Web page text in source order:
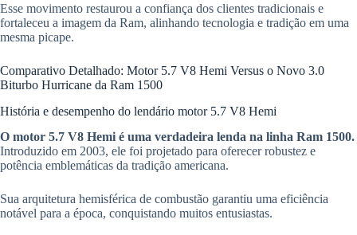
Esse movimento restaurou a confiança dos clientes tradicionais e
fortaleceu a imagem da Ram, alinhando tecnologia e tradição em uma
mesma picape.
Comparativo Detalhado: Motor 5.7 V8 Hemi Versus o Novo 3.0
Biturbo Hurricane da Ram 1500
História e desempenho do lendário motor 5.7 V8 Hemi
O motor 5.7 V8 Hemi é uma verdadeira lenda na linha Ram 1500.
Introduzido em 2003, ele foi projetado para oferecer robustez e
potência emblemáticas da tradição americana.
Sua arquitetura hemisférica de combustão garantiu uma eficiência
notável para a época, conquistando muitos entusiastas.